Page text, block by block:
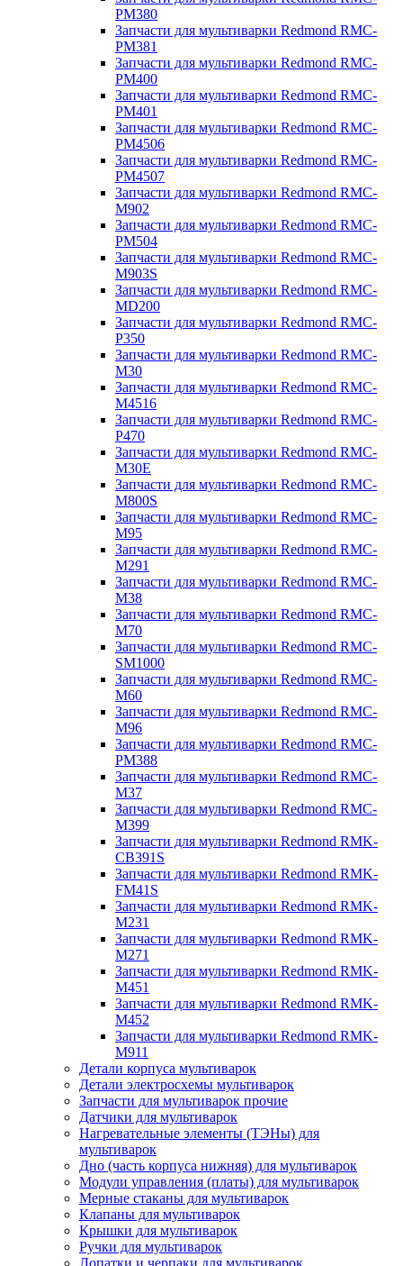
PM380
Запчасти для мультиварки Redmond RMC-
PM381
Запчасти для мультиварки Redmond RMC-
PM400
Запчасти для мультиварки Redmond RMC-
PM401
Запчасти для мультиварки Redmond RMC-
PM4506
Запчасти для мультиварки Redmond RMC-
PM4507
Запчасти для мультиварки Redmond RMC-
M902
Запчасти для мультиварки Redmond RMC-
PM504
Запчасти для мультиварки Redmond RMC-
M903S
Запчасти для мультиварки Redmond RMC-
MD200
Запчасти для мультиварки Redmond RMC-
P350
Запчасти для мультиварки Redmond RMC-
M30
Запчасти для мультиварки Redmond RMC-
M4516
Запчасти для мультиварки Redmond RMC-
P470
Запчасти для мультиварки Redmond RMC-
M30E
Запчасти для мультиварки Redmond RMC-
M800S
Запчасти для мультиварки Redmond RMC-
M95
Запчасти для мультиварки Redmond RMC-
M291
Запчасти для мультиварки Redmond RMC-
M38
Запчасти для мультиварки Redmond RMC-
M70
Запчасти для мультиварки Redmond RMC-
SM1000
Запчасти для мультиварки Redmond RMC-
M60
Запчасти для мультиварки Redmond RMC-
M96
Запчасти для мультиварки Redmond RMC-
PM388
Запчасти для мультиварки Redmond RMC-
M37
Запчасти для мультиварки Redmond RMC-
M399
Запчасти для мультиварки Redmond RMK-
CB391S
Запчасти для мультиварки Redmond RMK-
FM41S
Запчасти для мультиварки Redmond RMK-
M231
Запчасти для мультиварки Redmond RMK-
M271
Запчасти для мультиварки Redmond RMK-
M451
Запчасти для мультиварки Redmond RMK-
M452
Запчасти для мультиварки Redmond RMK-
M911
Детали корпуса мультиварок
Детали электросхемы мультиварок
Запчасти для мультиварок прочие
Датчики для мультиварок
Нагревательные элементы (ТЭНы) для
мультиварок
Дно (часть корпуса нижняя) для мультиварок
Модули управления (платы) для мультиварок
Мерные стаканы для мультиварок
Клапаны для мультиварок
Крышки для мультиварок
Ручки для мультиварок
Лопатки и черпаки для мультиварок